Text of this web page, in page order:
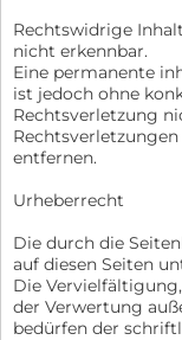
Rechtswidrige
nicht erkennbar.
Eine permanente
ist jedoch ohne
Rechtsverletzung
entfernen.
Urheberrecht
Die durch die
auf diesen Seiten
Die
der Verwertung
bedürfen der